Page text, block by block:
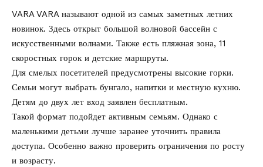
VARA VARA называют одной из самых заметных летних
новинок. Здесь открыт большой волновой бассейн с
искусственными волнами. Также есть пляжная зона, 11
скоростных горок и детские маршруты.
Для смелых посетителей предусмотрены высокие горки.
Семьи могут выбрать бунгало, напитки и местную кухню.
Детям до двух лет вход заявлен бесплатным.
Такой формат подойдет активным семьям. Однако с
маленькими детьми лучше заранее уточнить правила
доступа. Особенно важно проверить ограничения по росту
и возрасту.